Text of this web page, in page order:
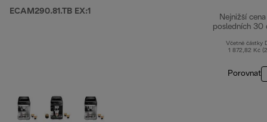
ECAM290.81.TB EX:1
Nejnižší
posledních 30
Včetně částky
1 872,82 Kč
Porovnat